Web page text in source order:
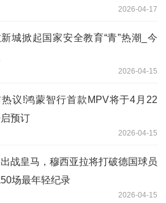
2026-04-17
城掀起国家安全教育“青”热潮_今
2026-04-15
热议!鸿蒙智行首款MPV将于4月22
预订
2026-04-15
战皇马，穆西亚拉将打破德国球员
场最年轻纪录
2026-04-15